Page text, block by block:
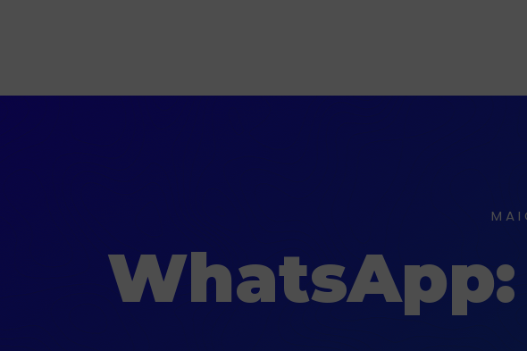
WhatsApp: